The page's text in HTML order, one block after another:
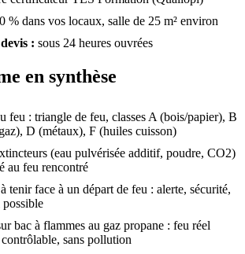
% dans vos locaux, salle de 25 m² environ
: sous 24 heures ouvrées
en synthèse
feu : triangle de feu, classes A (bois/papier), B
D (métaux), F (huiles cuisson)
(eau pulvérisée additif, poudre, CO2)
au feu rencontré
tenir face à un départ de feu : alerte, sécurité,
bac à flammes au gaz propane : feu réel
sans pollution